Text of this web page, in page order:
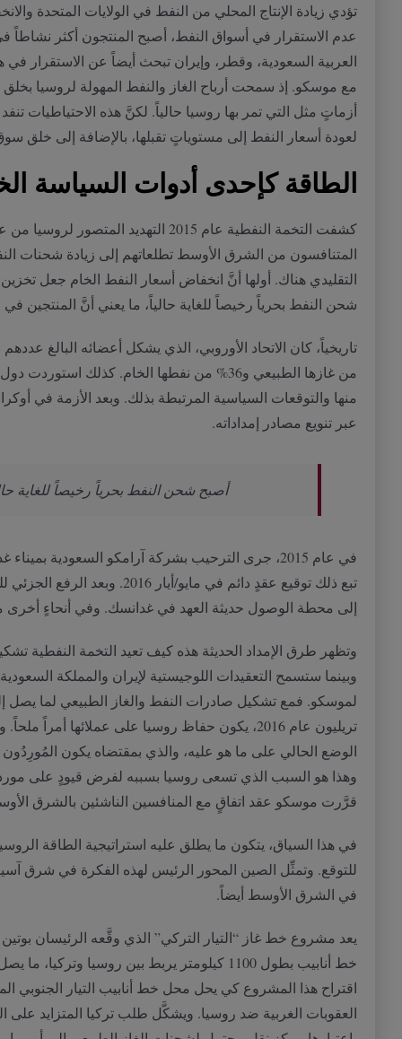
تؤدي زيادة الإنتاج المحلي من النفط في الولايات المتحدة
عدم الاستقرار في أسواق النفط، أصبح المنتجون أكثر نشاطاً
العربية السعودية، وقطر، وإيران تبحث أيضاً عن الاستقرار
مع موسكو. إذ سمحت أرباح الغاز والنفط المهولة لروسيا بخلق
أزماتٍ مثل التي تمر بها روسيا حالياً. لكنَّ هذه الاحتياطيات
لعودة أسعار النفط إلى مستوياتٍ تقبلها، بالإضافة إلى خلق
الطاقة كإحدى أدوات السياسة
كشفت التخمة النفطية عام
التهديد المتصور لروسيا
المتنافسون من الشرق الأوسط تطلعاتهم إلى زيادة شحنات
التقليدي هناك. أولها أنَّ انخفاض أسعار النفط الخام جعل
شحن النفط بحرياً رخيصاً للغاية حالياً، ما يعني أنَّ
تاريخياً، كان الاتحاد الأوروبي، الذي يشكل أعضائه البالغ عددهم
من غازها الطبيعي و36% من نفطها الخام. كذلك استوردت دول
منها والتوقعات السياسية المرتبطة بذلك. وبعد الأزمة في
عبر تنويع مصادر إمداداته.
أصبح شحن النفط بحرياً رخيصاً للغاية
في عام
، جرى الترحيب بشركة آرامكو السعودية بميناء
تبع ذلك توقيع عقدٍ دائم في مايو/أيار
وبعد الرفع
إلى محطة الوصول حديثة العهد في غدانسك. وفي أنحاءٍ أخرى
وتظهر طرق الإمداد الحديثة هذه كيف تعيد التخمة النفطية
وبينما ستسمح التعقيدات اللوجيستية لإيران والمملكة
لموسكو. فمع تشكيل صادرات النفط والغاز الطبيعي لما يصل
تريليون عام
، يكون حفاظ روسيا على عملائها أمراً ملحاً.
الوضع الحالي على ما هو عليه، والذي بمقتضاه يكون
وهذا هو السبب الذي تسعى روسيا بسببه لفرض قيودٍ على
قرَّرت موسكو عقد اتفاقٍ مع المنافسين الناشئين بالشرق
في هذا السياق، يتكون ما يطلق عليه استراتيجية الطاقة
للتوقع. وتمثِّل الصين المحور الرئيس لهذه الفكرة في شرق
في الشرق الأوسط أيضاً.
يعد مشروع خط غاز “التيار التركي” الذي وقَّعه الرئيسان
خط أنابيب بطول
كيلومتر يربط بين روسيا وتركيا، ما
اقتراح هذا المشروع كي يحل محل خط أنابيب التيار الجنوبي
العقوبات الغربية ضد روسيا. ويشكَّل طلب تركيا المتزايد على